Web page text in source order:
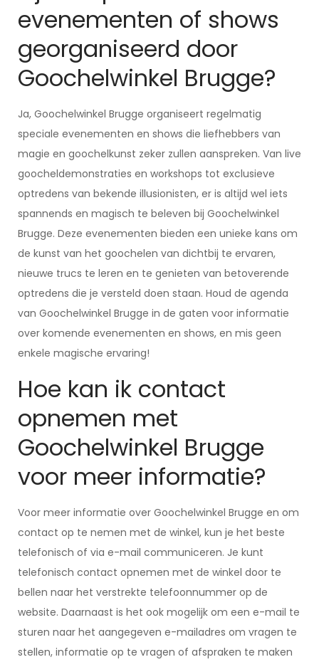
evenementen of shows
georganiseerd door
Goochelwinkel Brugge?
Ja, Goochelwinkel Brugge organiseert regelmatig
speciale evenementen en shows die liefhebbers van
magie en goochelkunst zeker zullen aanspreken. Van live
goocheldemonstraties en workshops tot exclusieve
optredens van bekende illusionisten, er is altijd wel iets
spannends en magisch te beleven bij Goochelwinkel
Brugge. Deze evenementen bieden een unieke kans om
de kunst van het goochelen van dichtbij te ervaren,
nieuwe trucs te leren en te genieten van betoverende
optredens die je versteld doen staan. Houd de agenda
van Goochelwinkel Brugge in de gaten voor informatie
over komende evenementen en shows, en mis geen
enkele magische ervaring!
Hoe kan ik contact
opnemen met
Goochelwinkel Brugge
voor meer informatie?
Voor meer informatie over Goochelwinkel Brugge en om
contact op te nemen met de winkel, kun je het beste
telefonisch of via e-mail communiceren. Je kunt
telefonisch contact opnemen met de winkel door te
bellen naar het verstrekte telefoonnummer op de
website. Daarnaast is het ook mogelijk om een e-mail te
sturen naar het aangegeven e-mailadres om vragen te
stellen, informatie op te vragen of afspraken te maken